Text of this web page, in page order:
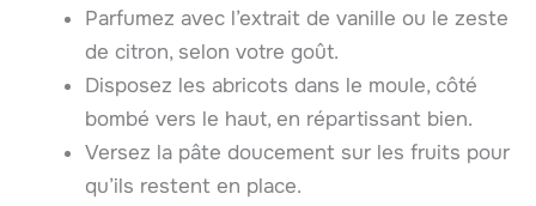
Parfumez avec l’extrait de vanille ou le zeste
de citron, selon votre goût.
Disposez les abricots dans le moule, côté
bombé vers le haut, en répartissant bien.
Versez la pâte doucement sur les fruits pour
qu’ils restent en place.